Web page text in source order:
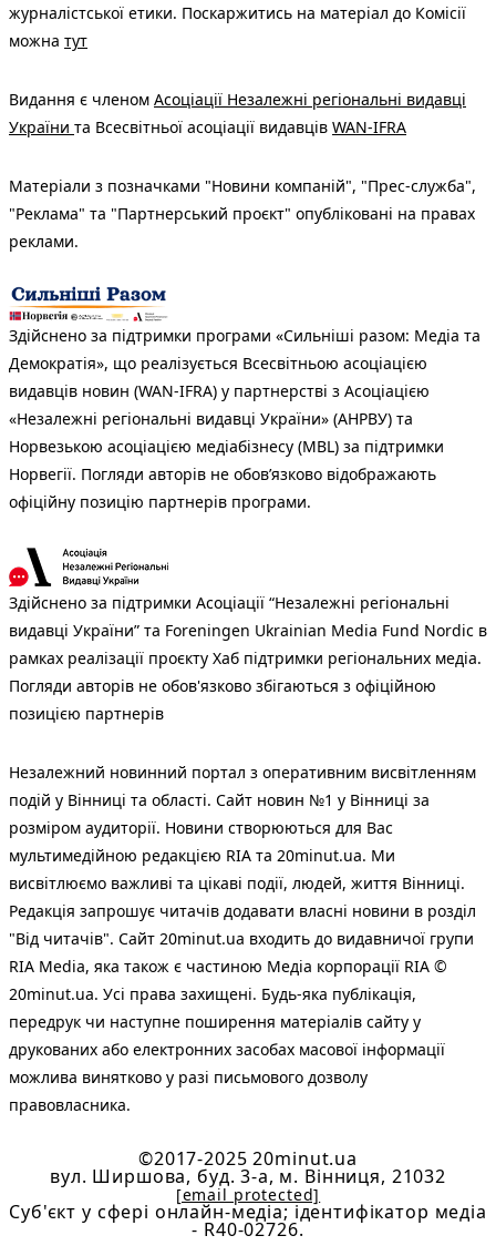
журналістської етики. Поскаржитись на матеріал до Комісії
можна тут
Видання є членом Асоціації Незалежні регіональні видавці
України та Всесвітньої асоціації видавців WAN-IFRA
Матеріали з позначками "Новини компаній", "Прес-служба",
"Реклама" та "Партнерський проєкт" опубліковані на правах
реклами.
Здійснено за підтримки програми «Сильніші разом: Медіа та
Демократія», що реалізується Всесвітньою асоціацією
видавців новин (WAN-IFRA) у партнерстві з Асоціацією
«Незалежні регіональні видавці України» (АНРВУ) та
Норвезькою асоціацією медіабізнесу (MBL) за підтримки
Норвегії. Погляди авторів не обов’язково відображають
офіційну позицію партнерів програми.
Здійснено за підтримки Асоціації “Незалежні регіональні
видавці України” та Foreningen Ukrainian Media Fund Nordic в
рамках реалізації проєкту Хаб підтримки регіональних медіа.
Погляди авторів не обов'язково збігаються з офіційною
позицією партнерів
Незалежний новинний портал з оперативним висвітленням
подій у Вінниці та області. Сайт новин №1 у Вінниці за
розміром аудиторії. Новини створюються для Вас
мультимедійною редакцією RIA та 20minut.ua. Ми
висвітлюємо важливі та цікаві події, людей, життя Вінниці.
Редакція запрошує читачів додавати власні новини в розділ
"Від читачів". Сайт 20minut.ua входить до видавничої групи
RIA Media, яка також є частиною Медіа корпорації RIA ©
20minut.ua. Усі права захищені. Будь-яка публiкацiя,
передрук чи наступне поширення матеріалів сайту у
друкованих або електронних засобах масової інформації
можлива винятково у разі письмового дозволу
правовласника.
©2017-2025 20minut.ua
вул. Ширшова, буд. 3-а, м. Вінниця, 21032
[email protected]
Cуб'єкт у сфері онлайн-медіа; ідентифікатор медіа
- R40-02726.